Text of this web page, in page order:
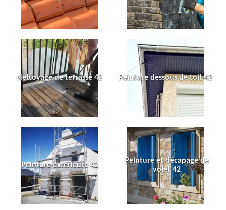
Nettoyage de terrasse 42 Peinture dessous de toit 42
Peinture extérieure 42
Peinture et décapage de
volet 42